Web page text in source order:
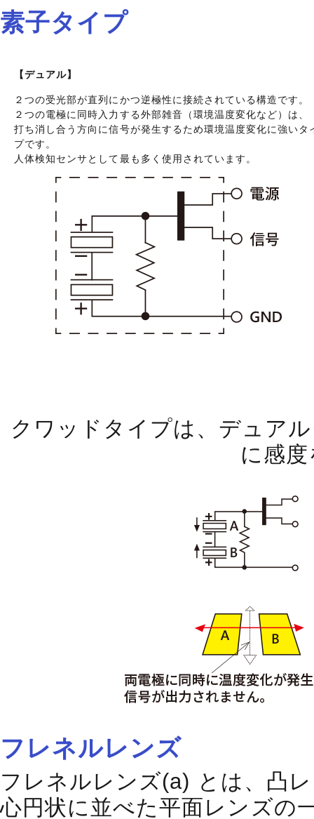
素子タイプ
【デュアル】
２つの受光部が直列にかつ逆極性に接続されている構造です。
２つの電極に同時入力する外部雑音（環境温度変化など）は、
打ち消し合う方向に信号が発生するため環境温度変化に強いタ
プです。
人体検知センサとして最も多く使用されています。
クワッドタイプは、デュア
に感
フレネルレンズ
フレネルレンズ(a) とは、凸
心円状に並べた平面レンズの